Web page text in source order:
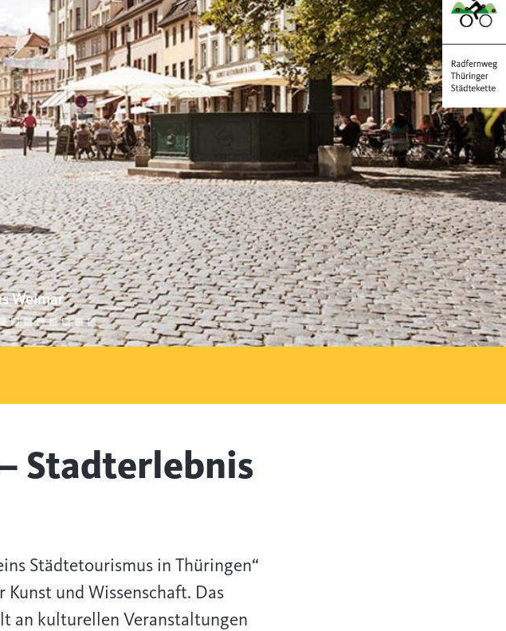
Weimar
Stadterlebnis
Städtetourismus in Thüringen“
und Wissenschaft. Das
an kulturellen Veranstaltungen